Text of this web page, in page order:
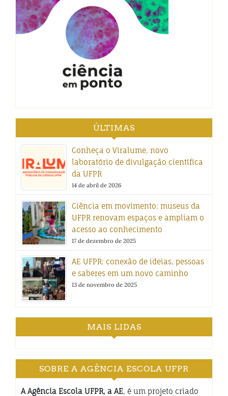
ÚLTIMAS
Conheça o Viralume, novo
laboratório de divulgação científica
da UFPR
14 de abril de 2026
Ciência em movimento: museus da
UFPR renovam espaços e ampliam o
acesso ao conhecimento
17 de dezembro de 2025
AE UFPR: conexão de ideias, pessoas
e saberes em um novo caminho
13 de novembro de 2025
MAIS LIDAS
SOBRE A AGÊNCIA ESCOLA UFPR
A Agência Escola UFPR, a AE, é um projeto criado